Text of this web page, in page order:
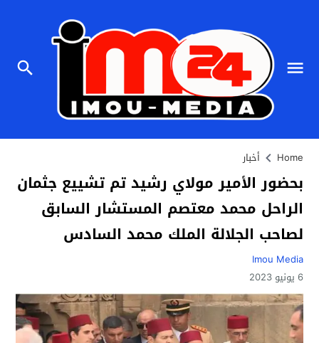
Home أخبار
بحضور الأمير مولاي رشيد تم تشييع جثمان
الراحل محمد معتصم المستشار السابق
لصاحب الجلالة الملك محمد السادس
Imou Media
6 يونيو 2023